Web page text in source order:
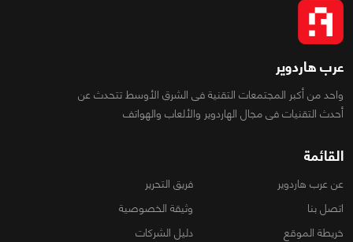
عرب هاردوير
واحد من أكبر المجتمعات التقنية فى الشرق الأوسط تتحدث عن
أحدث التقنيات فى مجال الهاردوير والألعاب والهواتف
القائمة
عن عرب هاردوير
فريق التحرير
اتصل بنا
وثيقة الخصوصية
خريطة الموقع
دليل الشركات